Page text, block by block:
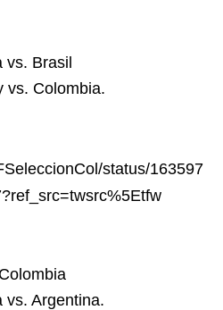
Brasil
vs. Colombia.
status/163597
vs. Argentina.